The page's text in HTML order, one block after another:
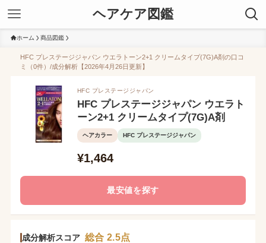
ヘアケア図鑑
ホーム 商品図鑑
HFC プレステージジャパン ウエラトーン2+1 クリームタイプ(7G)A剤の口コ
ミ（0件）/成分解析【2026年4月26日更新】
HFC プレステージジャパン
HFC プレステージジャパン ウエラト
ーン2+1 クリームタイプ(7G)A剤
ヘアカラー HFC プレステージジャパン
¥1,464
最安値を探す
成分解析スコア 総合 2.5点